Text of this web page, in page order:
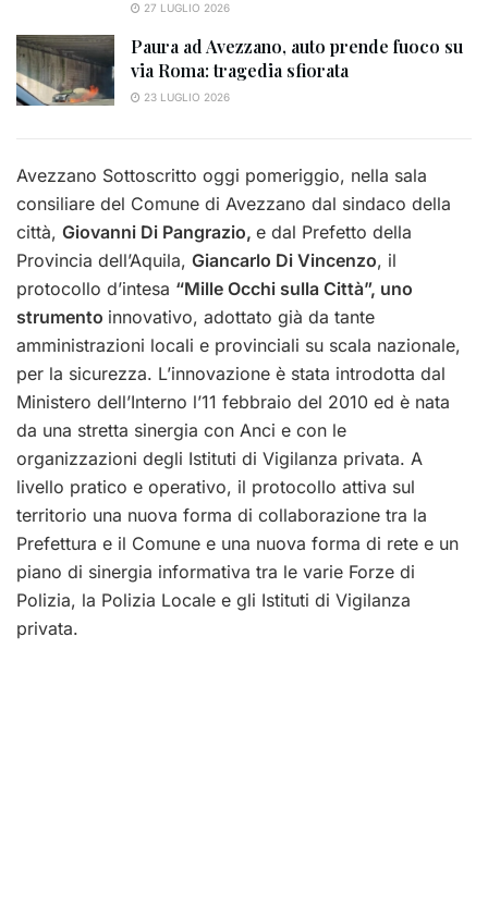
27 LUGLIO 2026
Paura ad Avezzano, auto prende fuoco su
via Roma: tragedia sfiorata
23 LUGLIO 2026
Avezzano Sottoscritto oggi pomeriggio, nella sala
consiliare del Comune di Avezzano dal sindaco della
città, Giovanni Di Pangrazio, e dal Prefetto della
Provincia dell’Aquila, Giancarlo Di Vincenzo, il
protocollo d’intesa “Mille Occhi sulla Città”, uno
strumento innovativo, adottato già da tante
amministrazioni locali e provinciali su scala nazionale,
per la sicurezza. L’innovazione è stata introdotta dal
Ministero dell’Interno l’11 febbraio del 2010 ed è nata
da una stretta sinergia con Anci e con le
organizzazioni degli Istituti di Vigilanza privata. A
livello pratico e operativo, il protocollo attiva sul
territorio una nuova forma di collaborazione tra la
Prefettura e il Comune e una nuova forma di rete e un
piano di sinergia informativa tra le varie Forze di
Polizia, la Polizia Locale e gli Istituti di Vigilanza
privata.